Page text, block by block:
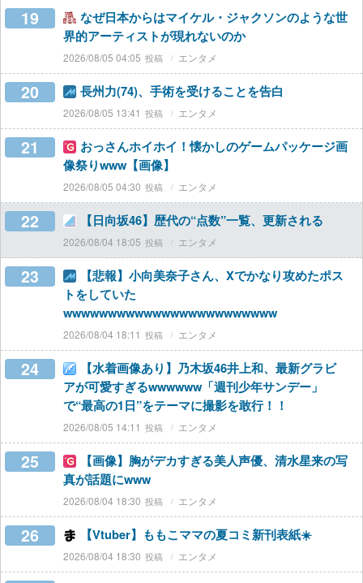
19
なぜ日本からはマイケル・ジャクソンのような世
界的アーティストが現れないのか
2026/08/05 04:05 エンタメ
20 長州力(74)、手術を受けることを告白
2026/08/05 13:41 エンタメ
21
おっさんホイホイ！懐かしのゲームパッケージ画
像祭りwww【画像】
2026/08/05 04:30 エンタメ
22 【日向坂46】歴代の“点数”一覧、更新される
2026/08/04 18:05 エンタメ
23
【悲報】小向美奈子さん、Xでかなり攻めたポス
トをしていた
wwwwwwwwwwwwwwwwwwwwwwww
2026/08/04 18:11 エンタメ
24
【水着画像あり】乃木坂46井上和、最新グラビ
アが可愛すぎるwwwwww「週刊少年サンデー」
で“最高の1日”をテーマに撮影を敢行！！
2026/08/05 14:11 エンタメ
25
【画像】胸がデカすぎる美人声優、清水星来の写
真が話題にwww
2026/08/04 18:30 エンタメ
26 【Vtuber】ももこママの夏コミ新刊表紙☀️
2026/08/04 18:30 エンタメ